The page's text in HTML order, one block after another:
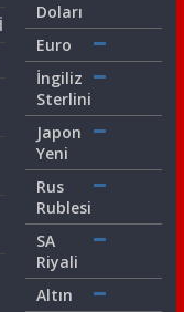
Doları
Euro
İngiliz
Sterlini
Japon
Yeni
Rus
Rublesi
SA
Riyali
Altın